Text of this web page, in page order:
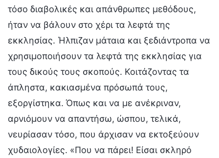
τόσο διαβολικές και απάνθρωπες μεθόδους,
ήταν να βάλουν στο χέρι τα λεφτά της
εκκλησίας. Ήλπιζαν μάταια και ξεδιάντροπα να
χρησιμοποιήσουν τα λεφτά της εκκλησίας για
τους δικούς τους σκοπούς. Κοιτάζοντας τα
άπληστα, κακιασμένα πρόσωπά τους,
εξοργίστηκα. Όπως και να με ανέκριναν,
αρνιόμουν να απαντήσω, ώσπου, τελικά,
νευρίασαν τόσο, που άρχισαν να εκτοξεύουν
χυδαιολογίες. «Που να πάρει! Είσαι σκληρό